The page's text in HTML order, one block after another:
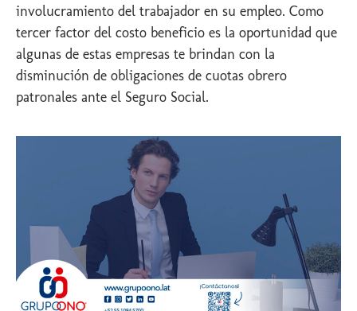
involucramiento del trabajador en su empleo. Como
tercer factor del costo beneficio es la oportunidad que
algunas de estas empresas te brindan con la
disminución de obligaciones de cuotas obrero
patronales ante el Seguro Social.